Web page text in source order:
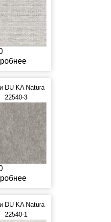
DU KA Natura
22540-3
DU KA Natura
22540-1